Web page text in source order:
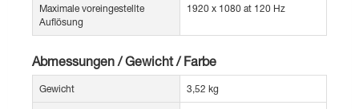
Maximale voreingestellte
Auflösung
1920 x 1080 at 120 Hz
Abmessungen / Gewicht / Farbe
Gewicht 3,52 kg